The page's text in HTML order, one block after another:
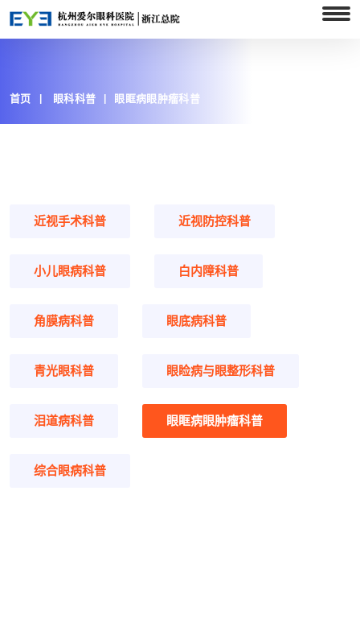
首页 眼科科普 眼眶病眼肿瘤科普
近视手术科普 近视防控科普
小儿眼病科普 白内障科普
角膜病科普 眼底病科普
青光眼科普 眼睑病与眼整形科普
泪道病科普 眼眶病眼肿瘤科普
综合眼病科普